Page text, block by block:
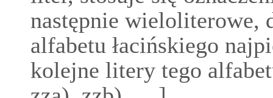
następnie wieloliterowe,
alfabetu łacińskiego
kolejne litery tego